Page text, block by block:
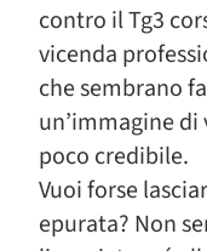
contro il Tg3
vicenda
che sembrano
un’immagine
poco credibile.
Vuoi forse
epurata? Non